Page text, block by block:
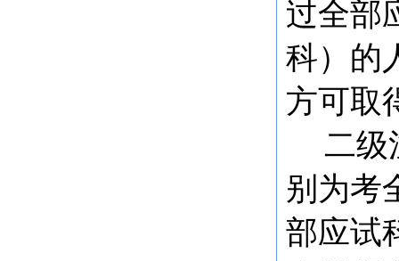
过全部
科）的
方可取
二级
别为考
部应试